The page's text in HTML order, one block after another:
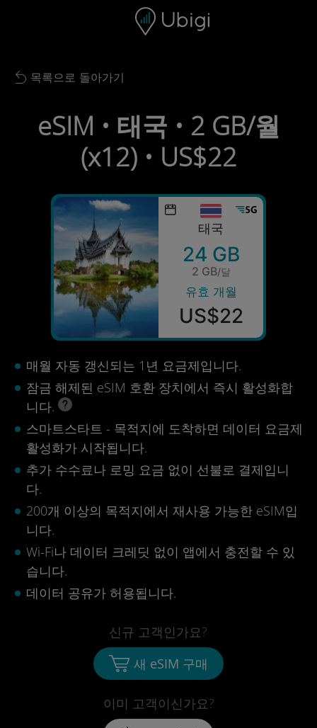
내비게이션 바 하단
Back to list
목록으로 돌아가기
eSIM • 태국 • 2 GB/월
(x12) • US$22
태국
24 GB
2 GB/달
유효 개월
US$22
매월 자동 갱신되는 1년 요금제입니다.
잠금 해제된 eSIM 호환 장치에서 즉시 활성화합
니다.
스마트스타트 - 목적지에 도착하면 데이터 요금제
활성화가 시작됩니다.
추가 수수료나 로밍 요금 없이 선불로 결제입니
다.
200개 이상의 목적지에서 재사용 가능한 eSIM입
니다.
Wi-Fi나 데이터 크레딧 없이 앱에서 충전할 수 있
습니다.
데이터 공유가 허용됩니다.
이미 고객이신가요?
신규 고객인가요?
새 eSIM 구매